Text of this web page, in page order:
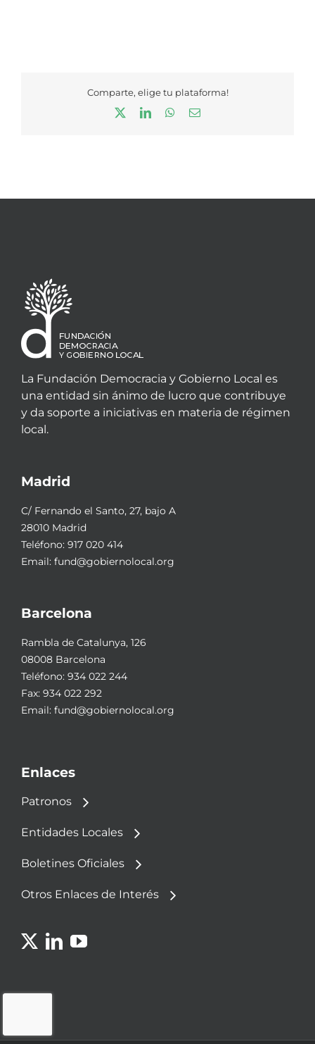
Comparte, elige tu plataforma!
LinkedInWhatsApp
Correo
La Fundación Democracia y Gobierno Local es
una entidad sin ánimo de lucro que contribuye
y da soporte a iniciativas en materia de régimen
local.
Madrid
C/ Fernando el Santo, 27, bajo A
28010 Madrid
Teléfono: 917 020 414
Email: fund@gobiernolocal.org
Barcelona
Rambla de Catalunya, 126
08008 Barcelona
Teléfono: 934 022 244
Fax: 934 022 292
Email: fund@gobiernolocal.org
Enlaces
Patronos
Entidades Locales
Boletines Oficiales
Otros Enlaces de Interés